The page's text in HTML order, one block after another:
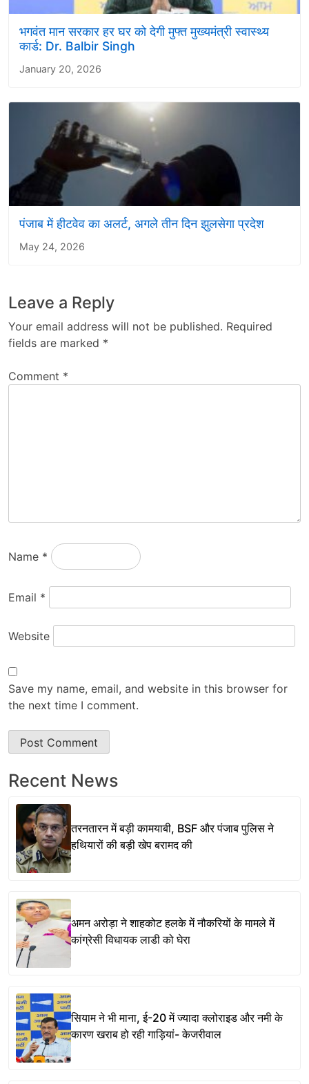
भगवंत मान सरकार हर घर को देगी मुफ्त मुख्यमंत्री स्वास्थ्य
कार्ड: Dr. Balbir Singh
January 20, 2026
पंजाब में हीटवेव का अलर्ट, अगले तीन दिन झुलसेगा प्रदेश
May 24, 2026
Leave a Reply
Your email address will not be published. Required
fields are marked *
Comment *
Name *
Email *
Website
Save my name, email, and website in this browser for
the next time I comment.
Recent News
तरनतारन में बड़ी कामयाबी, BSF और पंजाब पुलिस ने
हथियारों की बड़ी खेप बरामद की
अमन अरोड़ा ने शाहकोट हलके में नौकरियों के मामले में
कांग्रेसी विधायक लाडी को घेरा
सियाम ने भी माना, ई-20 में ज्यादा क्लोराइड और नमी के
कारण खराब हो रही गाड़ियां- केजरीवाल